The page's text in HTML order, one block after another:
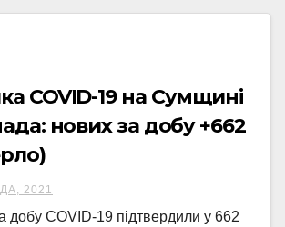
COVID-19 на Сумщині
нових за добу +662
2021
добу COVID-19 підтвердили у 662